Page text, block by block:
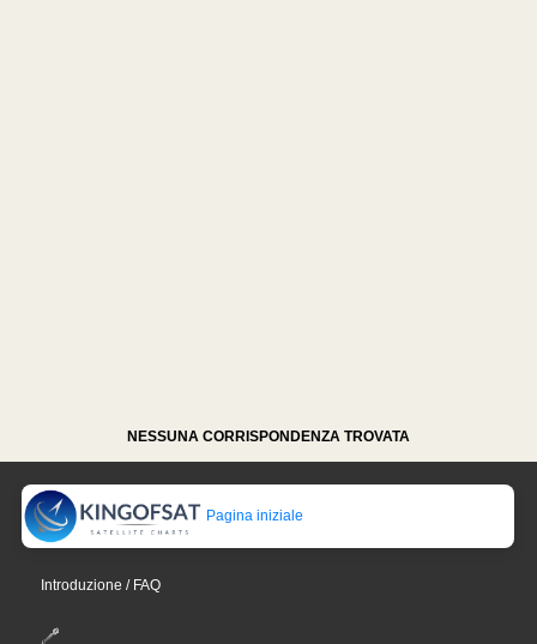
NESSUNA CORRISPONDENZA TROVATA
Pagina iniziale
Introduzione / FAQ